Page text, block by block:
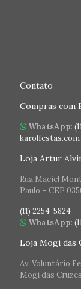
Contato
Compras com
WhatsApp:
karolfestas.com
Loja Artur
Rua Maciel
Paulo – CEP
(11) 2254-5824
WhatsApp:
Loja Mogi das
Av. Voluntário
Mogi das